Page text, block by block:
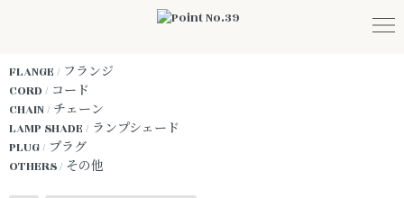
FLANGE / フランジ
CORD / コード
CHAIN / チェーン
LAMP SHADE / ランプシェード
PLUG / プラグ
OTHERS / その他